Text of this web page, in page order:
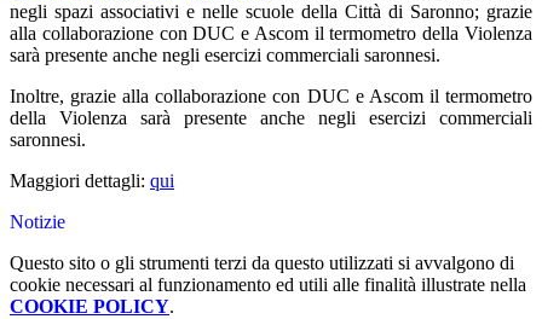
negli spazi associativi e nelle scuole della Città di Saronno; grazie
alla collaborazione con DUC e Ascom il termometro della Violenza
sarà presente anche negli esercizi commerciali saronnesi.
Inoltre, grazie alla collaborazione con DUC e Ascom il termometro
della Violenza sarà presente anche negli esercizi commerciali
saronnesi.
Maggiori dettagli: qui
Notizie
Questo sito o gli strumenti terzi da questo utilizzati si avvalgono di
cookie necessari al funzionamento ed utili alle finalità illustrate nella
COOKIE POLICY.